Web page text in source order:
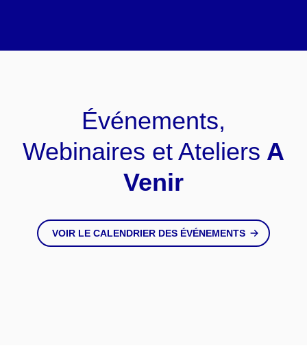
Événements,
Webinaires et Ateliers A
Venir
VOIR LE CALENDRIER DES ÉVÉNEMENTS